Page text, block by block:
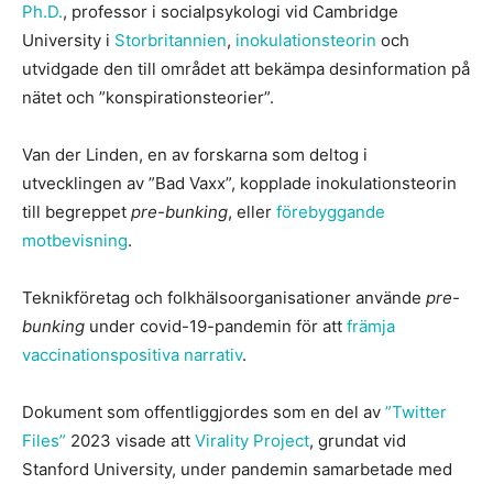
Ph.D., professor i socialpsykologi vid Cambridge
University i Storbritannien, inokulationsteorin och
utvidgade den till området att bekämpa desinformation på
nätet och ”konspirationsteorier”.
Van der Linden, en av forskarna som deltog i
utvecklingen av ”Bad Vaxx”, kopplade inokulationsteorin
till begreppet pre-bunking, eller förebyggande
motbevisning.
Teknikföretag och folkhälsoorganisationer använde pre-
bunking under covid-19-pandemin för att främja
vaccinationspositiva narrativ.
Dokument som offentliggjordes som en del av ”Twitter
Files” 2023 visade att Virality Project, grundat vid
Stanford University, under pandemin samarbetade med